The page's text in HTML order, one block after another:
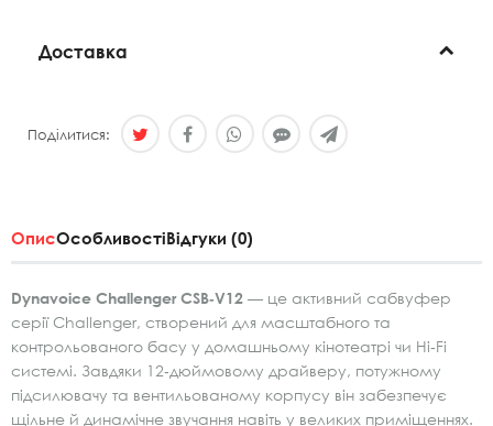
Доставка
Поділитися:
ОписОсобливостіВідгуки (0)
Dynavoice Challenger CSB‑V12 — це активний сабвуфер
серії Challenger, створений для масштабного та
контрольованого басу у домашньому кінотеатрі чи Hi‑Fi
системі. Завдяки 12‑дюймовому драйверу, потужному
підсилювачу та вентильованому корпусу він забезпечує
щільне й динамічне звучання навіть у великих приміщеннях.